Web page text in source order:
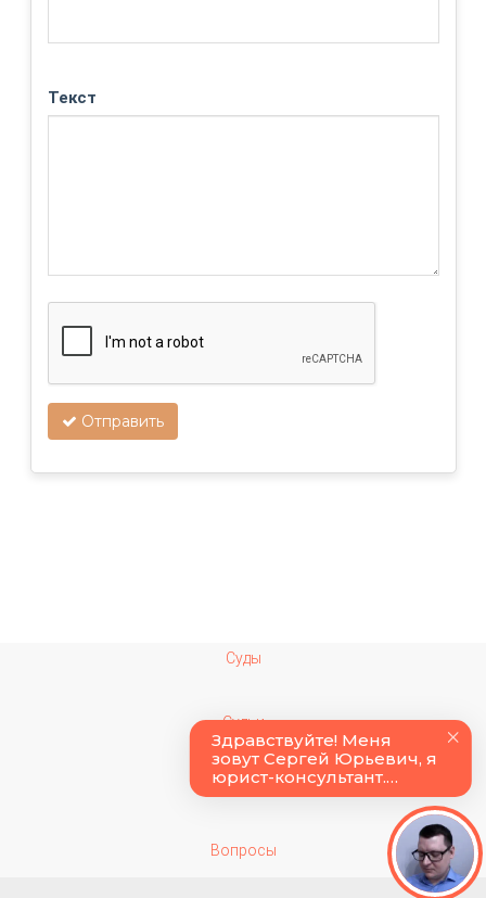
Текст
Отправить
Суды
Судьи
Колонии
Вопросы